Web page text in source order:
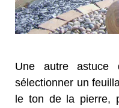
Une autre astuce
sélectionner un
le ton de la pierre,